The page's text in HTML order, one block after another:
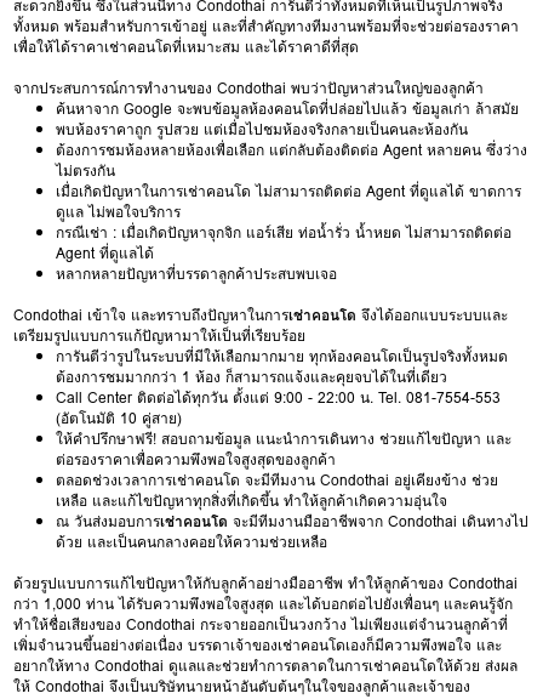
สะดวกยิ่งขึ้น ซึ่งในส่วนนี้ทาง Condothai การันตีว่าทั้งหมดที่เห็นเป็นรูปภาพจริง
ทั้งหมด พร้อมสำหรับการเข้าอยู่ และที่สำคัญทางทีมงานพร้อมที่จะช่วยต่อรองราคา
เพื่อให้ได้ราคาเช่าคอนโดที่เหมาะสม และได้ราคาดีที่สุด
จากประสบการณ์การทำงานของ Condothai พบว่าปัญหาส่วนใหญ่ของลูกค้า
ค้นหาจาก Google จะพบข้อมูลห้องคอนโดที่ปล่อยไปแล้ว ข้อมูลเก่า ล้าสมัย
พบห้องราคาถูก รูปสวย แต่เมื่อไปชมห้องจริงกลายเป็นคนละห้องกัน
ต้องการชมห้องหลายห้องเพื่อเลือก แต่กลับต้องติดต่อ Agent หลายคน ซึ่งว่าง
ไม่ตรงกัน
เมื่อเกิดปัญหาในการเช่าคอนโด ไม่สามารถติดต่อ Agent ที่ดูแลได้ ขาดการ
ดูแล ไม่พอใจบริการ
กรณีเช่า : เมื่อเกิดปัญหาจุกจิก แอร์เสีย ท่อน้ำรั่ว น้ำหยด ไม่สามารถติดต่อ
Agent ที่ดูแลได้
หลากหลายปัญหาที่บรรดาลูกค้าประสบพบเจอ
Condothai เข้าใจ และทราบถึงปัญหาในการเช่าคอนโด จึงได้ออกแบบระบบและ
เตรียมรูปแบบการแก้ปัญหามาให้เป็นที่เรียบร้อย
การันตีว่ารูปในระบบที่มีให้เลือกมากมาย ทุกห้องคอนโดเป็นรูปจริงทั้งหมด
ต้องการชมมากกว่า 1 ห้อง ก็สามารถแจ้งและคุยจบได้ในที่เดียว
Call Center ติดต่อได้ทุกวัน ตั้งแต่ 9:00 - 22:00 น. Tel. 081-7554-553
(อัตโนมัติ 10 คู่สาย)
ให้คำปรึกษาฟรี! สอบถามข้อมูล แนะนำการเดินทาง ช่วยแก้ไขปัญหา และ
ต่อรองราคาเพื่อความพึงพอใจสูงสุดของลูกค้า
ตลอดช่วงเวลาการเช่าคอนโด จะมีทีมงาน Condothai อยู่เคียงข้าง ช่วย
เหลือ และแก้ไขปัญหาทุกสิ่งที่เกิดขึ้น ทำให้ลูกค้าเกิดความอุ่นใจ
ณ วันส่งมอบการเช่าคอนโด จะมีทีมงานมืออาชีพจาก Condothai เดินทางไป
ด้วย และเป็นคนกลางคอยให้ความช่วยเหลือ
ด้วยรูปแบบการแก้ไขปัญหาให้กับลูกค้าอย่างมืออาชีพ ทำให้ลูกค้าของ Condothai
กว่า 1,000 ท่าน ได้รับความพึงพอใจสูงสุด และได้บอกต่อไปยังเพื่อนๆ และคนรู้จัก
ทำให้ชื่อเสียงของ Condothai กระจายออกเป็นวงกว้าง ไม่เพียงแต่จำนวนลูกค้าที่
เพิ่มจำนวนขึ้นอย่างต่อเนื่อง บรรดาเจ้าของเช่าคอนโดเองก็มีความพึงพอใจ และ
อยากให้ทาง Condothai ดูแลและช่วยทำการตลาดในการเช่าคอนโดให้ด้วย ส่งผล
ให้ Condothai จึงเป็นบริษัทนายหน้าอันดับต้นๆในใจของลูกค้าและเจ้าของ